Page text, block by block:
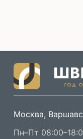
Москва,
Пн–Пт